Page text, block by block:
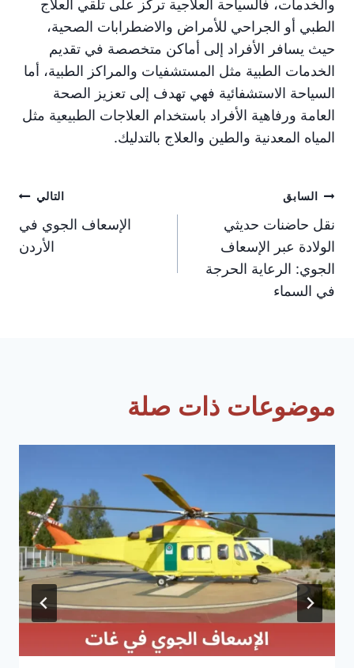
والخدمات، فالسياحة العلاجية تركز على تلقي العلاج
الطبي أو الجراحي للأمراض والاضطرابات الصحية،
حيث يسافر الأفراد إلى أماكن متخصصة في تقديم
الخدمات الطبية مثل المستشفيات والمراكز الطبية، أما
السياحة الاستشفائية فهي تهدف إلى تعزيز الصحة
العامة ورفاهية الأفراد باستخدام العلاجات الطبيعية مثل
المياه المعدنية والطين والعلاج بالتدليك.
تصفّح
المقالات
السابق
نقل حاضنات حديثي
الولادة عبر الإسعاف
الجوي: الرعاية الحرجة
في السماء
التالي
الإسعاف الجوي في
الأردن
موضوعات ذات صلة